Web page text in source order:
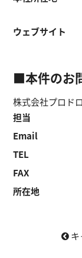
ウェブサイト
■本件のお
株式会社プロド
担当
Email
TEL
FAX
所在地
キ